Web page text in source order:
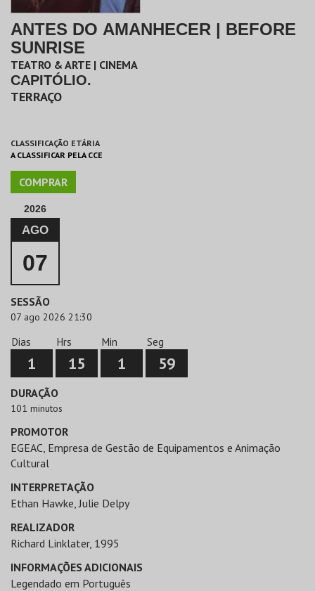
ANTES DO AMANHECER | BEFORE
SUNRISE
TEATRO & ARTE | CINEMA
CAPITÓLIO.
TERRAÇO
CLASSIFICAÇÃO ETÁRIA
A CLASSIFICAR PELA CCE
COMPRAR
2026
AGO
07
SESSÃO
07 ago 2026 21:30
Dias
1
Hrs
15
Min
1
Seg
58
DURAÇÃO
101 minutos
PROMOTOR
EGEAC, Empresa de Gestão de Equipamentos e Animação
Cultural
INTERPRETAÇÃO
Ethan Hawke, Julie Delpy
REALIZADOR
Richard Linklater, 1995
INFORMAÇÕES ADICIONAIS
Legendado em Português